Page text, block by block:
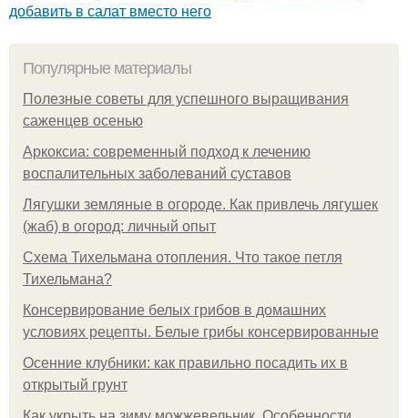
добавить в салат вместо него
Популярные материалы
Полезные советы для успешного выращивания
саженцев осенью
Аркоксиа: современный подход к лечению
воспалительных заболеваний суставов
Лягушки земляные в огороде. Как привлечь лягушек
(жаб) в огород: личный опыт
Схема Тихельмана отопления. Что такое петля
Тихельмана?
Консервирование белых грибов в домашних
условиях рецепты. Белые грибы консервированные
Осенние клубники: как правильно посадить их в
открытый грунт